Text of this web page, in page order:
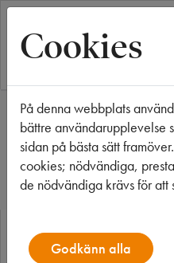
Start Våra fastigheter
Cookies
På denna webbplats
bättre användarupplevelse
sidan på bästa sätt
cookies; nödvändiga,
de nödvändiga krävs för att
Godkänn alla